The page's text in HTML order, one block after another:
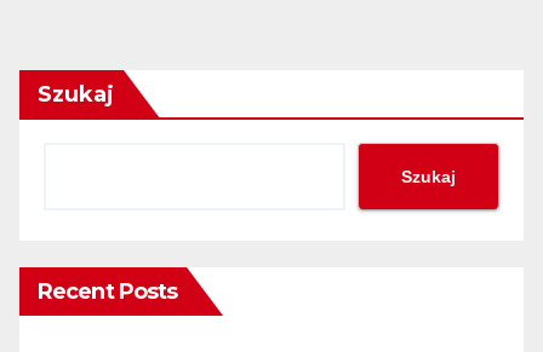
Szukaj
Szukaj
Recent Posts